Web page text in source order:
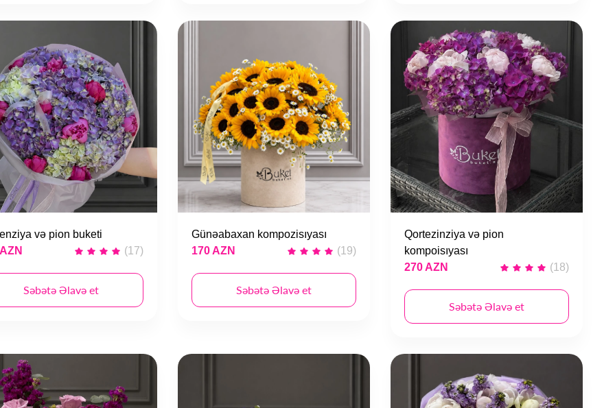
və pion buketi
(17)
Səbətə Əlavə et
Günəabaxan kompozisıyası
170 AZN
(19)
Səbətə Əlavə et
Qortezinziya və pion
kompoisıyası
270 AZN
(18)
Səbətə Əlavə et